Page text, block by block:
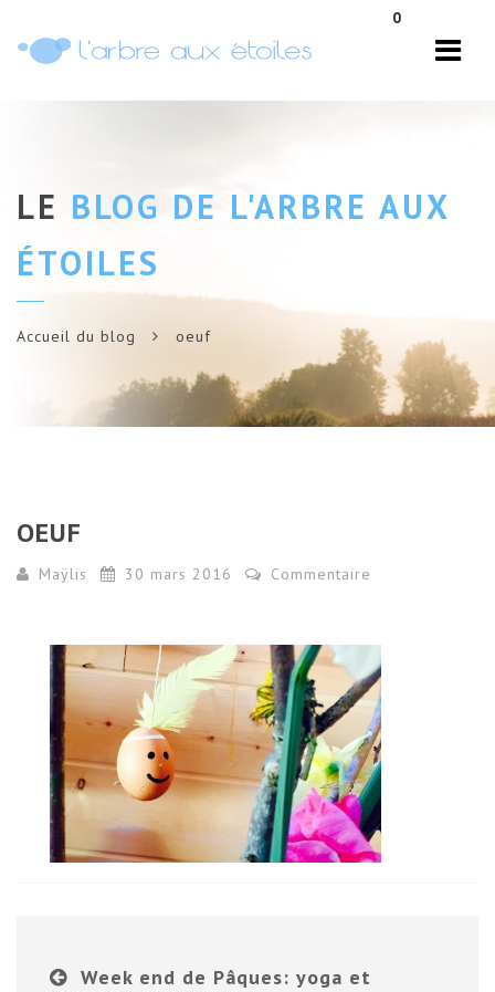
0
LE BLOG DE L'ARBRE AUX
ÉTOILES
Accueil du blog oeuf
OEUF
Maÿlis 30 mars 2016 Commentaire
Week end de Pâques: yoga et